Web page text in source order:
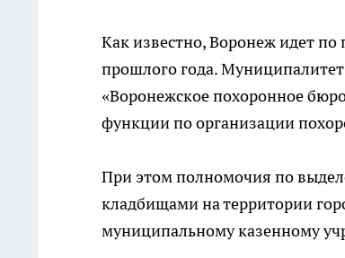
Как известно, Воронеж идет
прошлого года.
«Воронежское похоронное
функции по организации
При этом полномочия по
кладбищами на территории
муниципальному казенному